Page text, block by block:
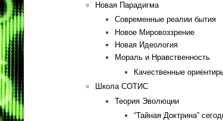
Новая Парадигма
Современные реалии бытия
Новое Мировоззрение
Новая Идеология
Мораль и Нравственность
Качественные
Школа СОТИС
Теория Эволюции
“Тайная Доктрина”